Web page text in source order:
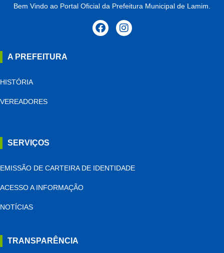
Bem Vindo ao Portal Oficial da Prefeitura Municipal de Lamim.
A PREFEITURA
HISTÓRIA
VEREADORES
SERVIÇOS
EMISSÃO DE CARTEIRA DE IDENTIDADE
ACESSO A INFORMAÇÃO
NOTÍCIAS
TRANSPARÊNCIA